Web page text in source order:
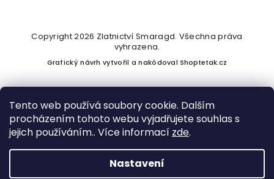
Tento web používá soubory cookie. Dalším
procházením tohoto webu vyjadřujete souhlas s
jejich používáním.. Více informací zde.
Nastavení
Vytvořil Shoptet
Copyright 2026 Zlatnictví Smaragd. Všechna práva
vyhrazena.
Grafický návrh vytvořil a nakódovalShoptetak.cz
Podle zákona o evidenci tržeb je prodávající povinen vystavit